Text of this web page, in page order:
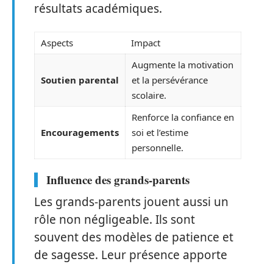
résultats académiques.
Aspects Impact
Soutien parental
Augmente la motivation
et la persévérance
scolaire.
Encouragements
Renforce la confiance en
soi et l’estime
personnelle.
Influence des grands-parents
Les grands-parents jouent aussi un
rôle non négligeable. Ils sont
souvent des modèles de patience et
de sagesse. Leur présence apporte